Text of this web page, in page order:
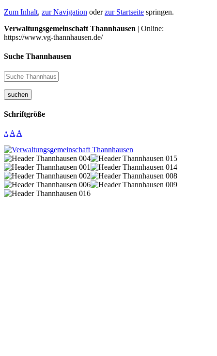
Zum Inhalt, zur Navigation oderzur Startseite springen.
Verwaltungsgemeinschaft Thannhausen | Online:
https://www.vg-thannhausen.de/
Suche Thannhausen
suchen
Schriftgröße
A A A